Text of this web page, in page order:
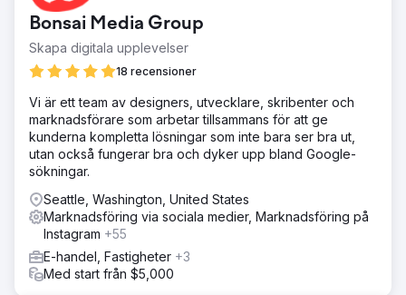
en ansträngd budget och låg trafik.
Ailie Inc. började hantera ombyggnaden av Earth Road
Inc. Asphalts hemsida. Efter att vi indexerat webbplatsen
tillhandahöll vi digital marknadsföring, hantering av sociala
medier och varumärkesstrategi. Vi har stöttat detta
företag genom många förändringar och tillväxtstadier.
Resultat
deras försäljning och synlighet har ökat, 2023 var deras
bästa försäljningsår hittills. De rankas nu 1-2 för de
viktigaste sökordsmålen på Google och har funnits med
oss i över sju år.
Bonsai Media Group
Skapa digitala upplevelser
18 recensioner
Vi är ett team av designers, utvecklare, skribenter och
marknadsförare som arbetar tillsammans för att ge
kunderna kompletta lösningar som inte bara ser bra ut,
utan också fungerar bra och dyker upp bland Google-
sökningar.
Seattle, Washington, United States
Marknadsföring via sociala medier, Marknadsföring på
Instagram +55
E-handel, Fastigheter +3
Med start från $5,000